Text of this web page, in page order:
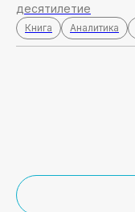
десятилетие
Книга Аналитика